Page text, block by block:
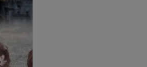
5 min